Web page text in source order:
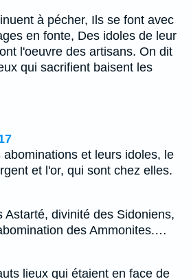
à pécher, Ils se font avec
en fonte, Des idoles de leur
l'oeuvre des artisans. On dit
qui sacrifient baisent les
et leurs idoles, le
et l'or, qui sont chez elles.
Astarté, divinité des Sidoniens,
des Ammonites.…
lieux qui étaient en face de